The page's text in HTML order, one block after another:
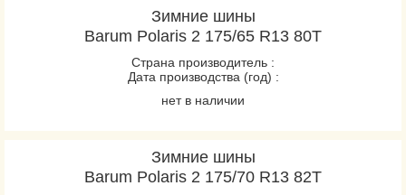
Зимние шины
Barum Polaris 2 175/65 R13 80T
Страна производитель :
Дата производства (год) :
нет в наличии
Зимние шины
Barum Polaris 2 175/70 R13 82T